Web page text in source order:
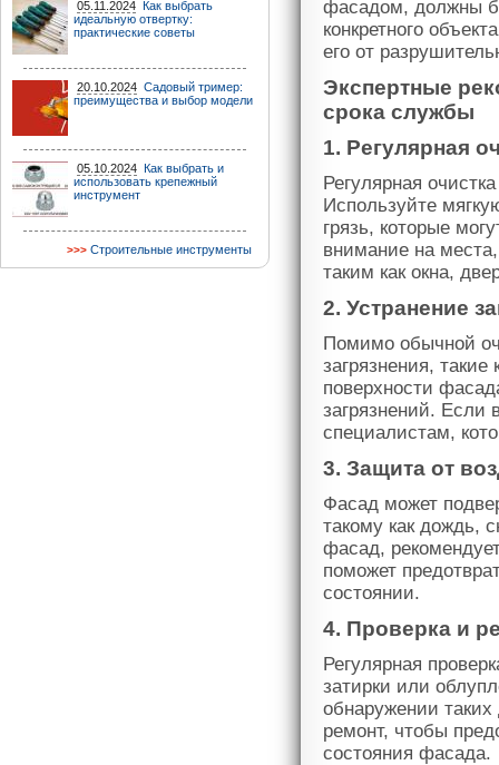
05.11.2024 Как выбрать
идеальную отвертку:
практические советы
20.10.2024 Садовый тример:
преимущества и выбор модели
05.10.2024 Как выбрать и
использовать крепежный
инструмент
Строительные инструменты
фасадом, должны
конкретного
его от
Экспертные
срока службы
1. Регулярная
Регулярная
Используйте
грязь, которые
внимание на
таким как окна,
2. Устранение
Помимо обычной
загрязнения,
поверхности
загрязнений. Если
специалистам,
3. Защита от
Фасад может
такому как дождь,
фасад,
поможет
состоянии.
4. Проверка и
Регулярная
затирки или
обнаружении
ремонт, чтобы
состояния фасада.